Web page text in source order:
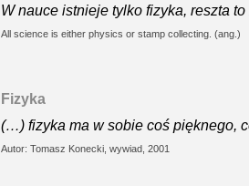
W nauce istnieje tylko fizyka, reszta
All science is either physics or stamp collecting. (ang.)
Fizyka
(…) fizyka ma w sobie coś pięknego,
Autor: Tomasz Konecki, wywiad, 2001